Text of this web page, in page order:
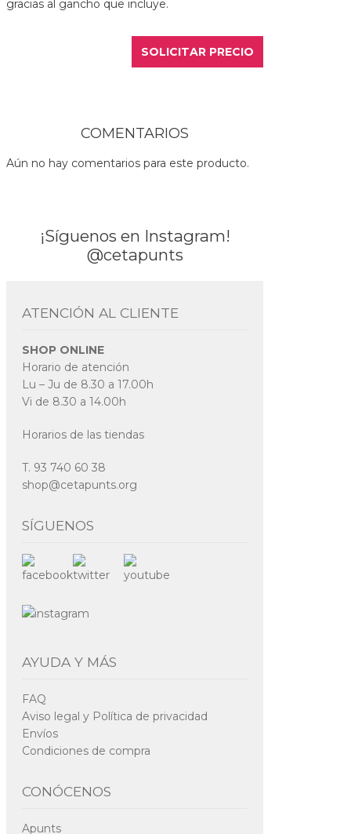
gracias al gancho que incluye.
SOLICITAR PRECIO
COMENTARIOS
Aún no hay comentarios para este producto.
¡Síguenos en Instagram!
@cetapunts
ATENCIÓN AL CLIENTE
SHOP ONLINE
Horario de atención
Lu – Ju de 8.30 a 17.00h
Vi de 8.30 a 14.00h
Horarios de las tiendas
T. 93 740 60 38
shop@cetapunts.org
SÍGUENOS
AYUDA Y MÁS
FAQ
Aviso legal y Política de privacidad
Envíos
Condiciones de compra
CONÓCENOS
Apunts